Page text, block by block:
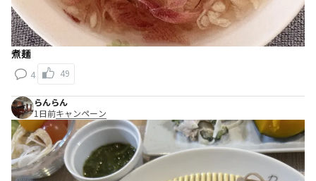
煮麺
4 49
らんらん
1日前キャンペーン